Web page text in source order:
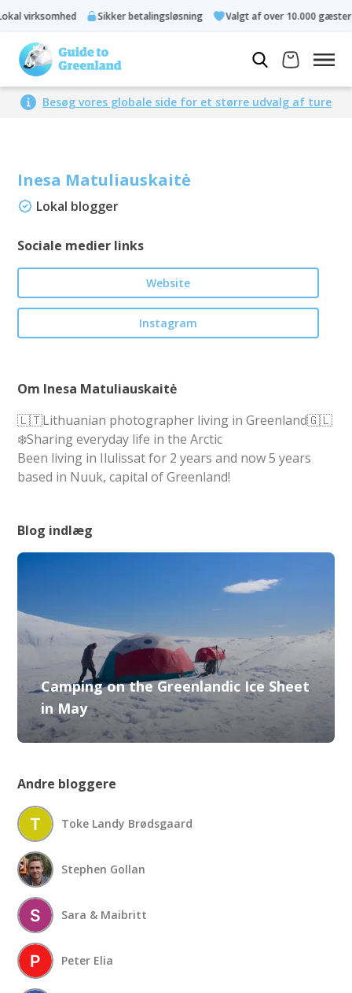
virksomhed Sikker betalingsløsning Valgt af over 10.000 gæster
Besøg vores globale side for et større udvalg af ture
Inesa Matuliauskaitė
Lokal blogger
Sociale medier links
Website
Instagram
Om Inesa Matuliauskaitė
🇱🇹Lithuanian photographer living in Greenland🇬🇱
❄️Sharing everyday life in the Arctic
Been living in Ilulissat for 2 years and now 5 years
based in Nuuk, capital of Greenland!
Blog indlæg
Camping on the Greenlandic Ice Sheet
in May
Andre bloggere
Toke Landy Brødsgaard
Stephen Gollan
Sara & Maibritt
Peter Elia